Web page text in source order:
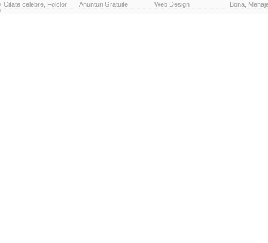
Citate celebre, Folclor Anunturi Gratuite Web Design Bona,